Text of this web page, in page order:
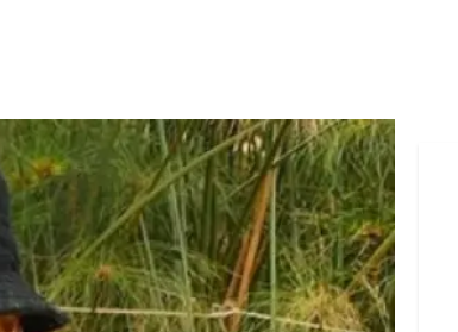
Facebook
Twitter
Whatsapp